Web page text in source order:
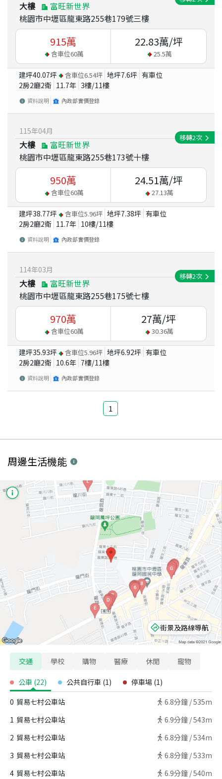
大樓
富旺新世界
桃園市中壢區龍東路255巷179號三樓
915萬
含車位60萬
22.83萬/坪
25.5萬
建坪40.07坪 含車位6.54坪 地坪7.6坪 有車位
2房2廳2衛 11.7年 3樓/11樓
資料說明 內政部實價登錄
115年04月
大樓
富旺新世界
桃園市中壢區龍東路255巷173號十樓
移轉2次
950萬
含車位60萬
24.51萬/坪
27.13萬
建坪38.77坪 含車位5.96坪 地坪7.38坪 有車位
2房2廳2衛 11.7年 10樓/11樓
資料說明 內政部實價登錄
114年03月
大樓
富旺新世界
桃園市中壢區龍東路255巷175號七樓
移轉2次
970萬
含車位60萬
27萬/坪
30.36萬
建坪35.93坪 含車位5.96坪 地坪6.92坪 有車位
2房2廳2衛 10.6年 7樓/11樓
資料說明 內政部實價登錄
1
周邊生活機能
街景及路線導航
交通 學校 購物 醫療 休閒 寵物
公車 (22) 公共自行車 (1) 停車場 (1)
0 貿易七村公車站 6.8分鐘 /535m
1 貿易七村公車站 6.9分鐘 /543m
2 貿易七村公車站 6.8分鐘 /534m
3 貿易七村公車站 6.8分鐘 /533m
4 貿易七村公車站 6.9分鐘 /540m